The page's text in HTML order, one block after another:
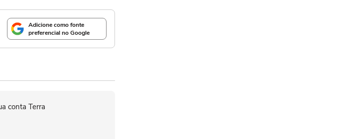
Adicione como fonte
preferencial no Google
conta Terra